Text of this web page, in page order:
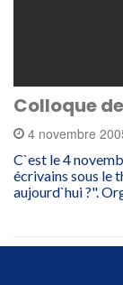
Colloque
4 novembre
C`est le 4
écrivains sous le
aujourd`hui ?".